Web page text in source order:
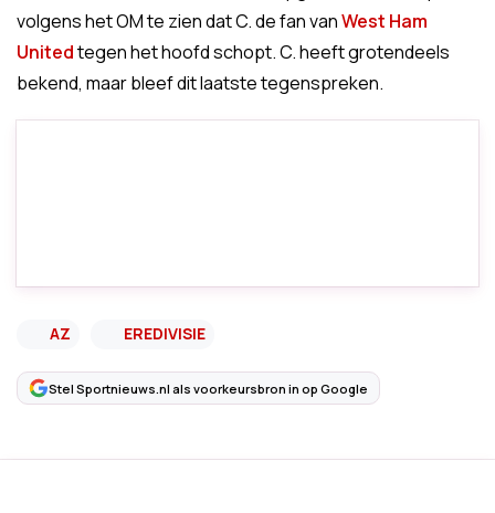
volgens het OM te zien dat C. de fan vanWest Ham
Unitedtegen het hoofd schopt. C. heeft grotendeels
bekend, maar bleef dit laatste tegenspreken.
AZ EREDIVISIE
Stel Sportnieuws.nl als voorkeursbron in op Google